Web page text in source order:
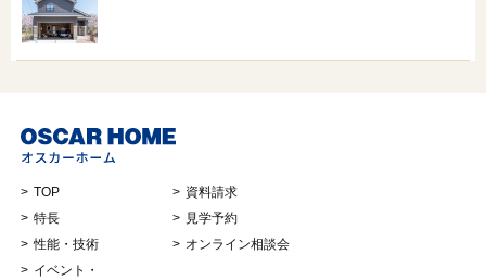
TOP
特長
性能・技術
イベント・
資料請求
見学予約
オンライン相談会